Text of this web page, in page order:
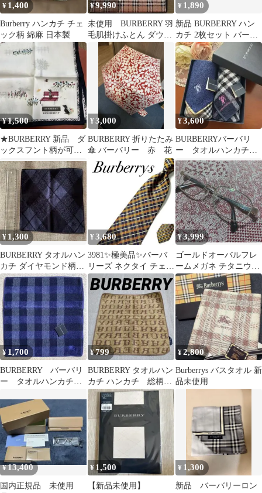
¥ 1,400
Burberry ハンカチ チェ
ック柄 綿麻 日本製
¥9,990
未使用 BURBERRY 羽
毛肌掛けふとん ダウン
ケット150×200cm
¥ 1,890
新品 BURBERRY ハン
カチ 2枚セット バーバ
リー タオルハンカチ
¥1,500
★BURBERRY 新品 ダ
ックスフント柄が可愛
いハンカチ★
¥3,000
BURBERRY 折りたたみ
傘 バーバリー 赤 花
¥3,600
BURBERRYバーバリ
ー タオルハンカチ
ノバチェック ベージ
ュ ネイビー
¥ 1,300
BURBERRY タオルハン
カチ ダイヤモンド柄
ネイビー
¥ 3,680
3981✨極美品✨バーバ
リーズ ネクタイ チェッ
ク ホースロゴ ワンポイ
ント
¥3,999
ゴールドオーバルフレ
ームメガネ チタニウム
眼鏡
¥ 1,700
BURBERRY バーバリ
ー タオルハンカチ
系 約24cm
¥799
BURBERRY タオルハン
カチ ハンカチ 総柄
茶色 ベージュ
¥2,800
Burberrys バスタオル 新
品未使用
¥13,400
国内正規品 未使用
¥ 1,500
【新品未使用】
¥ 1,300
新品 バーバリーロン